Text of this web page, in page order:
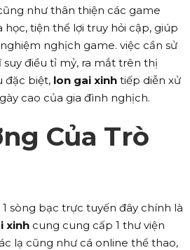
như thân thiện các game
tiện thể lợi truy hỏi cập, giúp
nghịch game. việc cần sử
điều tỉ mỷ, ra mắt trên thị
đặc biệt, lon gai xinh tiếp diễn xử
cao của gia đình nghịch.
Của Trò
sòng bạc trực tuyến đây chính là
xinh cung cung cấp 1 thư viện
lạ cũng như cá online thể thao,